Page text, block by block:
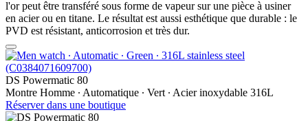
l'or peut être transféré sous forme de vapeur sur une pièce à usiner
en acier ou en titane. Le résultat est aussi esthétique que durable : le
PVD est résistant, anticorrosion et très dur.
DS Powermatic 80
Montre Homme ∙ Automatique ∙ Vert ∙ Acier inoxydable 316L
Réserver dans une boutique